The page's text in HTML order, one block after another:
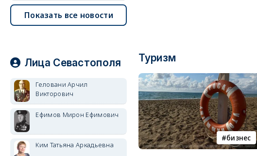
Туризм
бизнес
Показать все новости
Лица Севастополя
Геловани Арчил
Викторович
Ефимов Мирон Ефимович
Ким Татьяна Аркадьевна